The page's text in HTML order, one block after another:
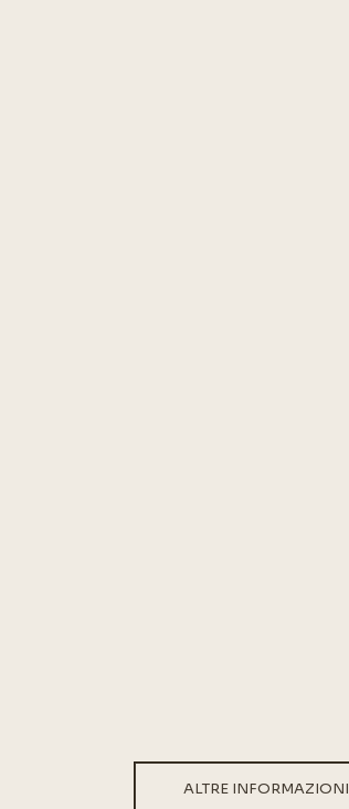
ALTRE INFORMAZIONI